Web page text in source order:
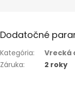
Dodatočné
Kategória:
Vrecká
Záruka: 2 roky